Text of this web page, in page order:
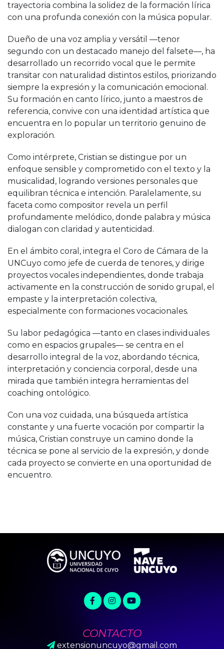
trayectoria combina la solidez de la formación lírica
con una profunda conexión con la música popular.
Dueño de una voz amplia y versátil —tenor
segundo con un destacado manejo del falsete—, ha
desarrollado un recorrido vocal que le permite
transitar con naturalidad distintos estilos, priorizando
siempre la expresión y la comunicación emocional.
Su formación en canto lírico, junto a maestros de
referencia, convive con una identidad artística que
encuentra en lo popular un territorio genuino de
exploración.
Como intérprete, Cristian se distingue por un
enfoque sensible y comprometido con el texto y la
musicalidad, logrando versiones personales que
equilibran técnica e intención. Paralelamente, su
faceta como compositor revela un perfil
profundamente melódico, donde palabra y música
dialogan con claridad y autenticidad.
En el ámbito coral, integra el Coro de Cámara de la
UNCuyo como jefe de cuerda de tenores, y dirige
proyectos vocales independientes, donde trabaja
activamente en la construcción de sonido grupal, el
empaste y la interpretación colectiva,
especialmente con formaciones vocacionales.
Su labor pedagógica —tanto en clases individuales
como en espacios grupales— se centra en el
desarrollo integral de la voz, abordando técnica,
interpretación y conciencia corporal, desde una
mirada que también integra herramientas del
coaching ontológico.
Con una voz cuidada, una búsqueda artística
constante y una fuerte vocación por compartir la
música, Cristian construye un camino donde la
técnica se pone al servicio de la expresión, y donde
cada proyecto se convierte en una oportunidad de
encuentro.
CONTACTO
extensionuncuyo@gmail.com